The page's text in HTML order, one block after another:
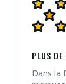
PLUS
Dans la